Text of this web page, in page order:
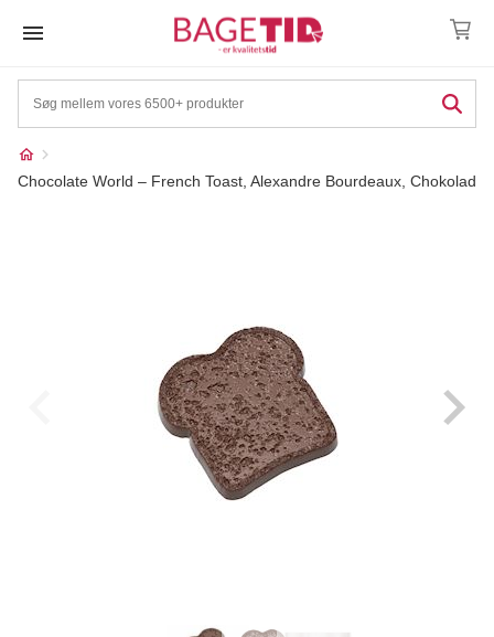
Chocolate World – French Toast, Alexandre Bourdeaux,